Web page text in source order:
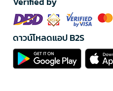
ดาวน์โหลดแอป B2S